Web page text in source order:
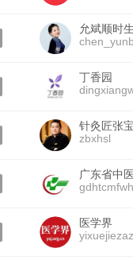
允斌顺时
丁香园
针灸匠张
zbxhsl
广东省中
gdhtcmfwh
医学界